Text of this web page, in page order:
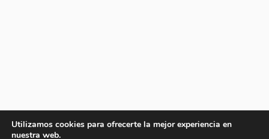
Utilizamos cookies para ofrecerte la mejor experiencia en
nuestra web.